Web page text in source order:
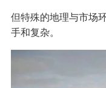
但特殊的地理与市场
手和复杂。